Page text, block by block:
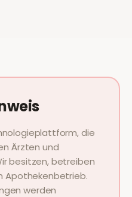
die
Ärzten und
besitzen, betreiben
Apothekenbetrieb.
werden